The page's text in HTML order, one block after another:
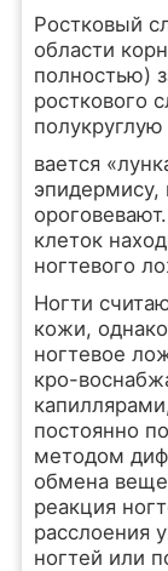
Ростковый
области
полностью)
росткового
вается
эпидермису,
клеток
ногтевого
Ногти
кожи,
ногтевое
кро-
постоянно
методом
обмена
реакция
расслоения
ногтей или